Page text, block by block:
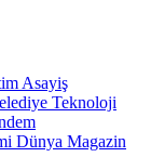
Asayiş
Teknoloji
Dünya Magazin